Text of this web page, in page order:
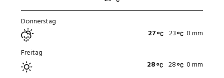
Donnerstag
0 mm
23
27
Freitag
0 mm
28
28